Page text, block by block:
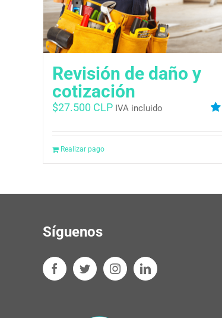
Revisión de daño y
cotización
$27.500 CLP IVA incluido
Realizar pago
Síguenos